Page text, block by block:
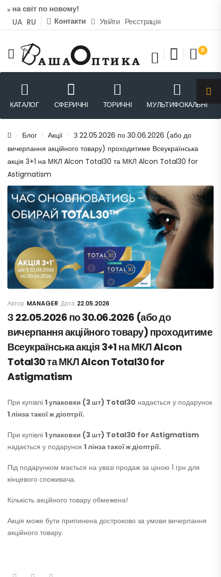
на світ по новому!
UA RU Контакти Увійти Реєстрація
0
КАТАЛОГ СФЕРИЧНІ ТОРИЧНІ МУЛЬТИФОКАЛЬНІ
> Блог > Акції > З 22.05.2026 по 30.06.2026 (або до
вичерпання акційного товару) проходитиме Всеукраїнська
акція 3+1 на МКЛ Alcon Total30 та МКЛ Alcon Total30 for
Astigmatism
MANAGER 22.05.2026
З 22.05.2026 по 30.06.2026 (або до
вичерпання акційного товару) проходитиме
Всеукраїнська акція 3+1 на МКЛ Alcon
Total30 та МКЛ Alcon Total30 for
Astigmatism
При купівлі 1 упаковки (3 шт) Total30 надається у подарунок
1 лінза такої ж діоптрії.
При купівлі 1 упаковки (3 шт) Total30 for Astigmatism
надається у подарунок 1 лінза такої ж діоптрії.
Під подарунком мається на увазі продаж за ціною 1 грн для
кінцевого споживача.
Кількість акційного товару обмежена!
Акція може бути припинена достроково за умови вичерпання
акційного товару.